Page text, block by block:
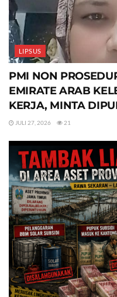
LIPSUS
PMI NON
EMIRATE ARAB
KERJA, MINTA
JULI 27, 2026 21